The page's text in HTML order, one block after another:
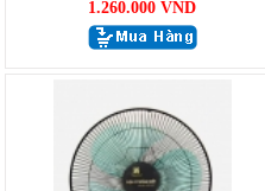
1.260.000 VND